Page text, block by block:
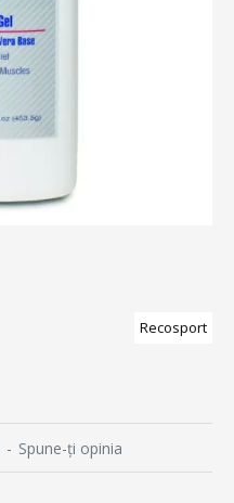
Recosport
- Spune-ţi opinia